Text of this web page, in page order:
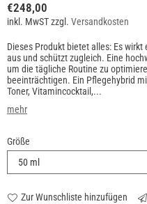
Normaler
Preis
€248,00
inkl. MwST zzgl. Versandkosten
Dieses Produkt bietet alles: Es
aus und schützt zugleich. Eine
um die tägliche Routine zu
beeinträchtigen. Ein Pflegehybrid
Toner, Vitamincocktail,...
mehr
Größe
Zur Wunschliste hinzufügen